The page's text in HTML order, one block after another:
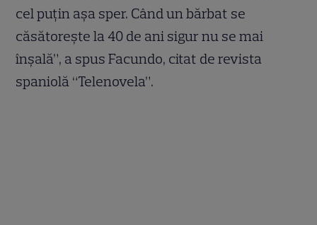
cel puţin aşa sper. Când un bărbat se
căsătoreşte la 40 de ani sigur nu se mai
înşală”, a spus Facundo, citat de revista
spaniolă “Telenovela”.